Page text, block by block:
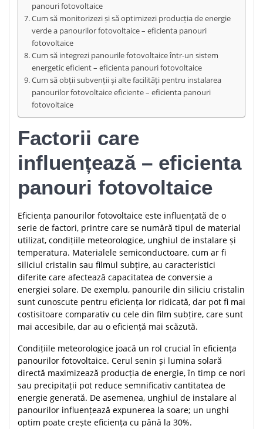
panouri fotovoltaice
Cum să monitorizezi și să optimizezi producția de energie
verde a panourilor fotovoltaice – eficienta panouri
fotovoltaice
Cum să integrezi panourile fotovoltaice într-un sistem
energetic eficient – eficienta panouri fotovoltaice
Cum să obții subvenții și alte facilități pentru instalarea
panourilor fotovoltaice eficiente – eficienta panouri
fotovoltaice
Factorii care
influențează – eficienta
panouri fotovoltaice
Eficiența panourilor fotovoltaice este influențată de o
serie de factori, printre care se numără tipul de material
utilizat, condițiile meteorologice, unghiul de instalare și
temperatura. Materialele semiconductoare, cum ar fi
siliciul cristalin sau filmul subțire, au caracteristici
diferite care afectează capacitatea de conversie a
energiei solare. De exemplu, panourile din siliciu cristalin
sunt cunoscute pentru eficiența lor ridicată, dar pot fi mai
costisitoare comparativ cu cele din film subțire, care sunt
mai accesibile, dar au o eficiență mai scăzută.
Condițiile meteorologice joacă un rol crucial în eficiența
panourilor fotovoltaice. Cerul senin și lumina solară
directă maximizează producția de energie, în timp ce nori
sau precipitații pot reduce semnificativ cantitatea de
energie generată. De asemenea, unghiul de instalare al
panourilor influențează expunerea la soare; un unghi
optim poate crește eficiența cu până la 30%.